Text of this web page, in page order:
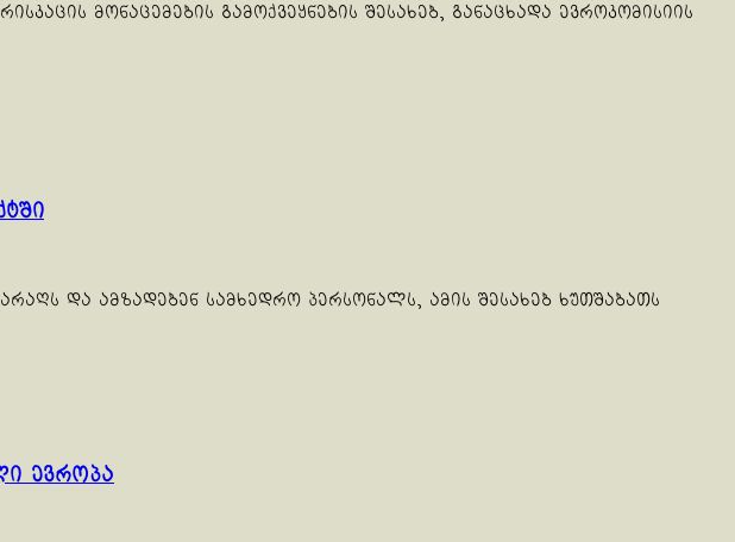
მონაცემების გამოქვეყნების შესახებ, განაცხადა ევროკომისიის
და ამზადებენ სამხედრო პერსონალს, ამის შესახებ ხუთშაბათს
ევროპა